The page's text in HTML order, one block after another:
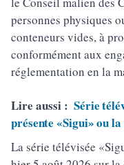
personnes physiques
conteneurs vides, à
conformément aux
réglementation en la
Lire aussi : Série
présente «Sigui» ou
La série télévisée